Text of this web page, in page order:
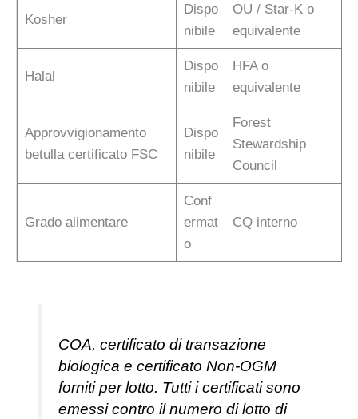
Kosher
Dispo
nibile
OU / Star-K o
equivalente
Halal
Dispo
nibile
HFA o
equivalente
Approvvigionamento
betulla certificato FSC
Dispo
nibile
Forest
Stewardship
Council
Grado alimentare
Conf
ermat
o
CQ interno
COA, certificato di transazione
biologica e certificato Non-OGM
forniti per lotto. Tutti i certificati sono
emessi contro il numero di lotto di